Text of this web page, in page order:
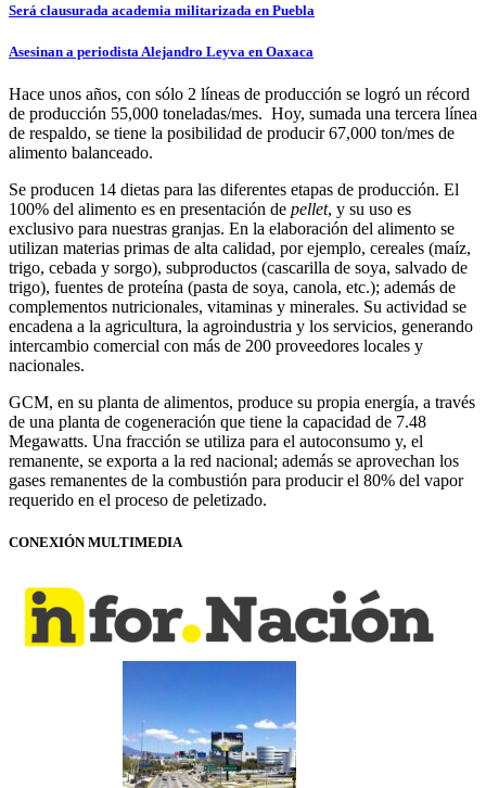
Será clausurada academia militarizada en Puebla
Asesinan a periodista Alejandro Leyva en Oaxaca
Hace unos años, con sólo 2 líneas de producción se logró un récord
de producción 55,000 toneladas/mes. Hoy, sumada una tercera línea
de respaldo, se tiene la posibilidad de producir 67,000 ton/mes de
alimento balanceado.
Se producen 14 dietas para las diferentes etapas de producción. El
100% del alimento es en presentación de pellet, y su uso es
exclusivo para nuestras granjas. En la elaboración del alimento se
utilizan materias primas de alta calidad, por ejemplo, cereales (maíz,
trigo, cebada y sorgo), subproductos (cascarilla de soya, salvado de
trigo), fuentes de proteína (pasta de soya, canola, etc.); además de
complementos nutricionales, vitaminas y minerales. Su actividad se
encadena a la agricultura, la agroindustria y los servicios, generando
intercambio comercial con más de 200 proveedores locales y
nacionales.
GCM, en su planta de alimentos, produce su propia energía, a través
de una planta de cogeneración que tiene la capacidad de 7.48
Megawatts. Una fracción se utiliza para el autoconsumo y, el
remanente, se exporta a la red nacional; además se aprovechan los
gases remanentes de la combustión para producir el 80% del vapor
requerido en el proceso de peletizado.
CONEXIÓN MULTIMEDIA